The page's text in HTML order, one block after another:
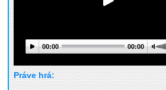
00:00 00:00
Práve hrá: